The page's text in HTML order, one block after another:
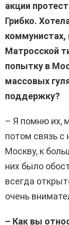
акции
Грибко.
коммунистах,
Матросской
попытку в
массовых
поддержку?
– Я помню их,
потом связь с
Москву, к
них было
всегда
очень
– Как вы